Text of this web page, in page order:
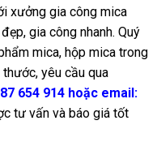
xưởng gia công mica
gia công nhanh. Quý
mica, hộp mica trong
yêu cầu qua
654 914 hoặc email:
tư vấn và báo giá tốt